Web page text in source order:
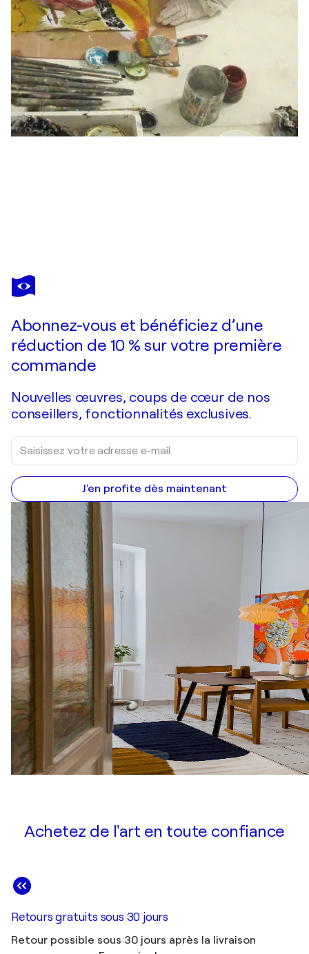
GISELA GAFFOGLIO
La fuerza de la naturaleza
Abonnez-vous et bénéficiez d’une
réduction de 10 % sur votre première
commande
Nouvelles œuvres, coups de cœur de nos
conseillers, fonctionnalités exclusives.
J'en profite dès maintenant
Achetez de l'art en toute confiance
Retours gratuits sous 30 jours
Retour possible sous 30 jours après la livraison